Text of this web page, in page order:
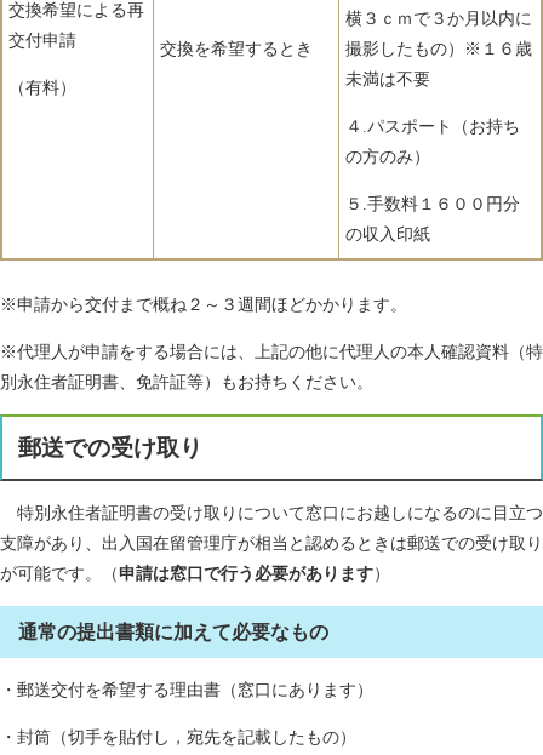
交換希望による再
交付申請
（有料）
交換を希望するとき
横３ｃｍで３か月以内に
撮影したもの）※１６歳
未満は不要
４.パスポート（お持ち
の方のみ）
５.手数料１６００円分
の収入印紙
※申請から交付まで概ね２～３週間ほどかかります。
※代理人が申請をする場合には、上記の他に代理人の本人確認資料（特
別永住者証明書、免許証等）もお持ちください。
郵送での受け取り
特別永住者証明書の受け取りについて窓口にお越しになるのに目立つ
支障があり、出入国在留管理庁が相当と認めるときは郵送での受け取り
が可能です。（申請は窓口で行う必要があります）
通常の提出書類に加えて必要なもの
・郵送交付を希望する理由書（窓口にあります）
・封筒（切手を貼付し，宛先を記載したもの）